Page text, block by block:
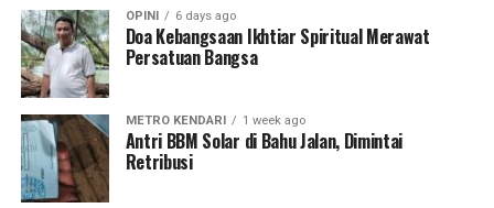
menjadi tulang punggung ekonomi masyarakat,” ujar
Ikhsan Jamal pada Selasa, 12 Desember 2025.
Ikhsan menekankan bahwa kebijakan tersebut
memberikan harapan baru bagi pelaku usaha mikro yang
selama ini membutuhkan tempat usaha yang lebih
representatif, layak, dan strategis.
OPINI 6 days ago
Doa Kebangsaan Ikhtiar Spiritual Merawat
Persatuan Bangsa
METRO KENDARI 1 week ago
Antri BBM Solar di Bahu Jalan, Dimintai
Retribusi